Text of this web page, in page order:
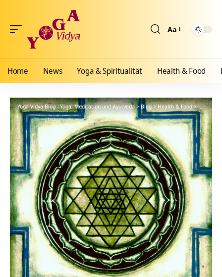
Aa
Home News Yoga & Spiritualität Health & Food
Yoga Vidya Blog - Yoga, Meditation und Ayurveda> Blog>Health & Food>Ayurveda